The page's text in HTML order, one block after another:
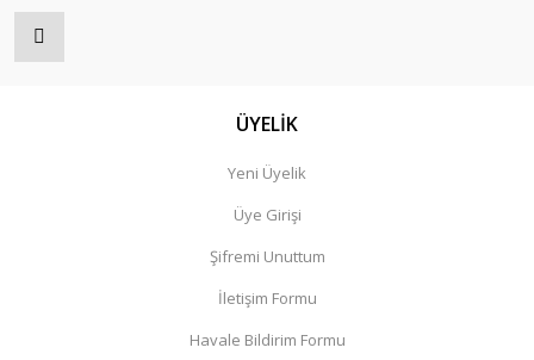
ÜYELİK
Yeni Üyelik
Üye Girişi
Şifremi Unuttum
İletişim Formu
Havale Bildirim Formu